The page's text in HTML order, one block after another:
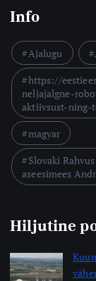
Info
Ajalugu
https://
neljajalgne-
aktiivsust-ning-
magyar
Slovaki
aseesimees
Hiljutine